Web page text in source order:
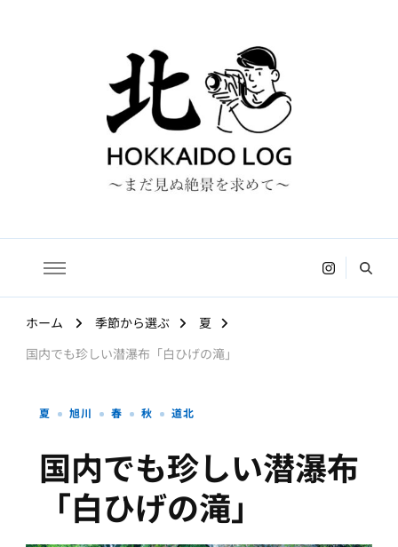
ホーム 季節から選ぶ
夏
国内でも珍しい潜瀑布「白ひげの滝」
夏 旭川 春 秋 道北
国内でも珍しい潜瀑布
「白ひげの滝」